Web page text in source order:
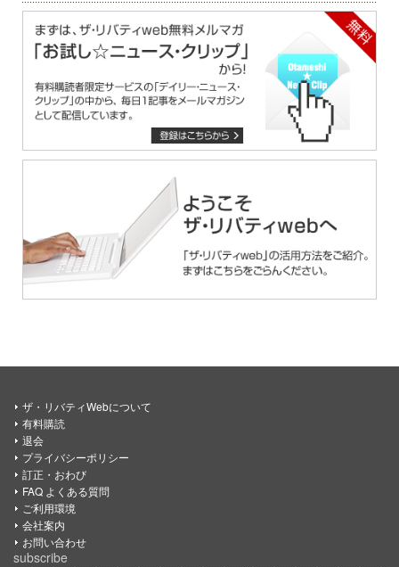
ザ・リバティWebについて
有料購読
退会
プライバシーポリシー
訂正・おわび
FAQ よくある質問
ご利用環境
会社案内
お問い合わせ
subscribe